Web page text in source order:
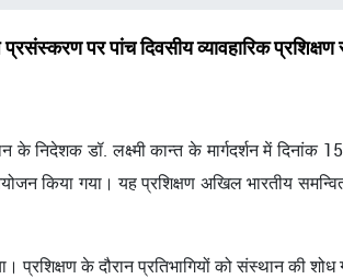
पर पांच दिवसीय व्यावहारिक प्रशिक्षण
के निदेशक डॉ. लक्ष्‍मी कान्‍त के मार्गदर्शन में
किया गया। यह प्रशिक्षण अखिल भारतीय
के दौरान प्रतिभागियों को संस्थान की